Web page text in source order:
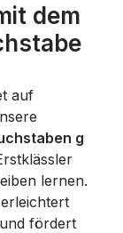
dem
auf
g
lernen.
fördert